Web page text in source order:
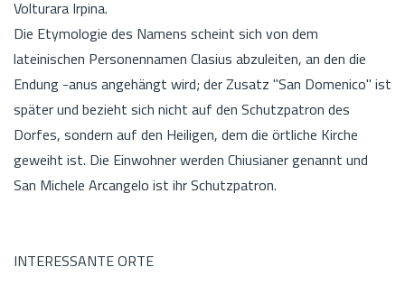
Volturara Irpina.
Die Etymologie des Namens scheint sich von dem
lateinischen Personennamen Clasius abzuleiten, an den die
Endung -anus angehängt wird; der Zusatz "San Domenico" ist
später und bezieht sich nicht auf den Schutzpatron des
Dorfes, sondern auf den Heiligen, dem die örtliche Kirche
geweiht ist. Die Einwohner werden Chiusianer genannt und
San Michele Arcangelo ist ihr Schutzpatron.
INTERESSANTE ORTE